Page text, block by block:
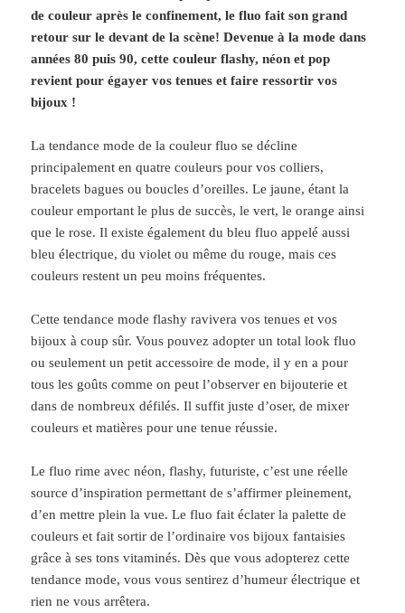
de couleur après le confinement, le fluo fait son grand
retour sur le devant de la scène! Devenue à la mode dans
années 80 puis 90, cette couleur flashy, néon et pop
revient pour égayer vos tenues et faire ressortir vos
bijoux !
La tendance mode de la couleur fluo se décline
principalement en quatre couleurs pour vos colliers,
bracelets bagues ou boucles d’oreilles. Le jaune, étant la
couleur emportant le plus de succès, le vert, le orange ainsi
que le rose. Il existe également du bleu fluo appelé aussi
bleu électrique, du violet ou même du rouge, mais ces
couleurs restent un peu moins fréquentes.
Cette tendance mode flashy ravivera vos tenues et vos
bijoux à coup sûr. Vous pouvez adopter un total look fluo
ou seulement un petit accessoire de mode, il y en a pour
tous les goûts comme on peut l’observer en bijouterie et
dans de nombreux défilés. Il suffit juste d’oser, de mixer
couleurs et matières pour une tenue réussie.
Le fluo rime avec néon, flashy, futuriste, c’est une réelle
source d’inspiration permettant de s’affirmer pleinement,
d’en mettre plein la vue. Le fluo fait éclater la palette de
couleurs et fait sortir de l’ordinaire vos bijoux fantaisies
grâce à ses tons vitaminés. Dès que vous adopterez cette
tendance mode, vous vous sentirez d’humeur électrique et
rien ne vous arrêtera.